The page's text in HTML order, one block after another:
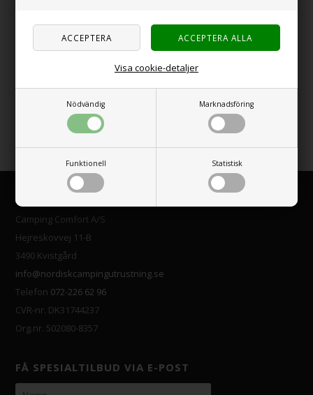
Nödvändig Marknadsföring
Funktionell Statistisk
Visa cookie-detaljer
Waterdrop Starglaze 5
29.229,00 SEK
Waterdrop Starglaze 6
38.465,00 SEK
Sida 1/1
KUNDSERVICE
Camping Comfort A/S
Hejreskovvej 11-B
3490 Kvistgård
info@nordiskcampingutrustning.se
Telefon 072-226 62 96
CVR-nr. DK31744237
Org.nr. 502080-8357
FÅ SPESIALTILBUD VIA E-POST